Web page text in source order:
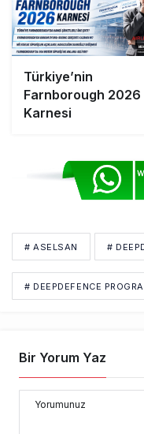
Türkiye’nin
Farnborough 2026
Karnesi
# ASELSAN #
# DEEPDEFENCE
Bir Yorum Yaz
Yorumunuz